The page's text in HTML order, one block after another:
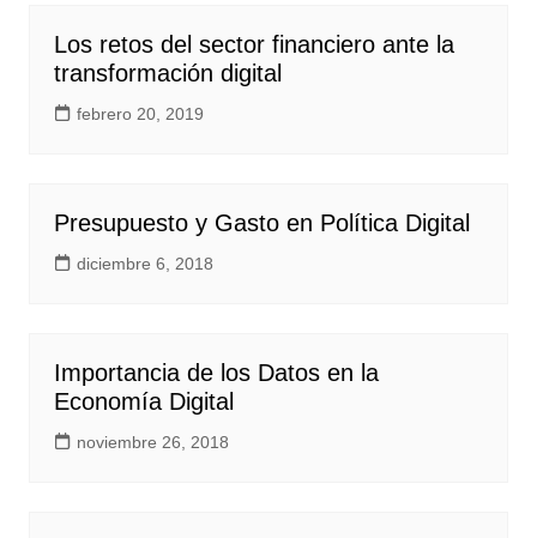
Los retos del sector financiero ante la
transformación digital
febrero 20, 2019
Presupuesto y Gasto en Política Digital
diciembre 6, 2018
Importancia de los Datos en la
Economía Digital
noviembre 26, 2018